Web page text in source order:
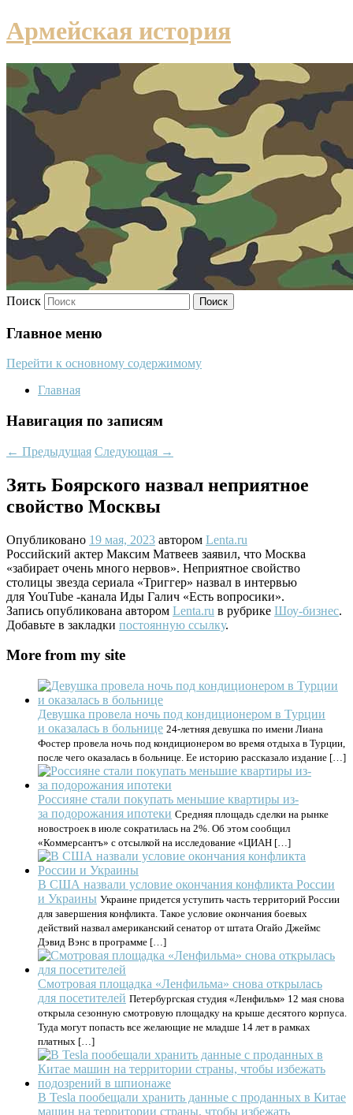
Армейская история
Поиск
Главное меню
Перейти к основному содержимому
Главная
Навигация по записям
← Предыдущая Следующая →
Зять Боярского назвал неприятное
свойство Москвы
Опубликовано 19 мая, 2023 автором Lenta.ru
Российский актер Максим Матвеев заявил, что Москва
«забирает очень много нервов». Неприятное свойство
столицы звезда сериала «Триггер» назвал в интервью
для YouTube -канала Иды Галич «Есть вопросики».
Запись опубликована автором Lenta.ru в рубрике Шоу-бизнес.
Добавьте в закладки постоянную ссылку.
More from my site
Девушка провела ночь под кондиционером в Турции
и оказалась в больнице 24-летняя девушка по имени Лиана
Фостер провела ночь под кондиционером во время отдыха в Турции,
после чего оказалась в больнице. Ее историю рассказало издание […]
Россияне стали покупать меньшие квартиры из-
за подорожания ипотеки Средняя площадь сделки на рынке
новостроек в июле сократилась на 2%. Об этом сообщил
«Коммерсантъ» с отсылкой на исследование «ЦИАН […]
В США назвали условие окончания конфликта России
и Украины Украине придется уступить часть территорий России
для завершения конфликта. Такое условие окончания боевых
действий назвал американский сенатор от штата Огайо Джеймс
Дэвид Вэнс в программе […]
Смотровая площадка «Ленфильма» снова открылась
для посетителей Петербургская студия «Ленфильм» 12 мая снова
открыла сезонную смотровую площадку на крыше десятого корпуса.
Туда могут попасть все желающие не младше 14 лет в рамках
платных […]
В Tesla пообещали хранить данные с проданных в Китае
машин на территории страны, чтобы избежать